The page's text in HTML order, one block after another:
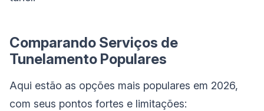
Comparando Serviços de
Tunelamento Populares
Aqui estão as opções mais populares em 2026,
com seus pontos fortes e limitações: